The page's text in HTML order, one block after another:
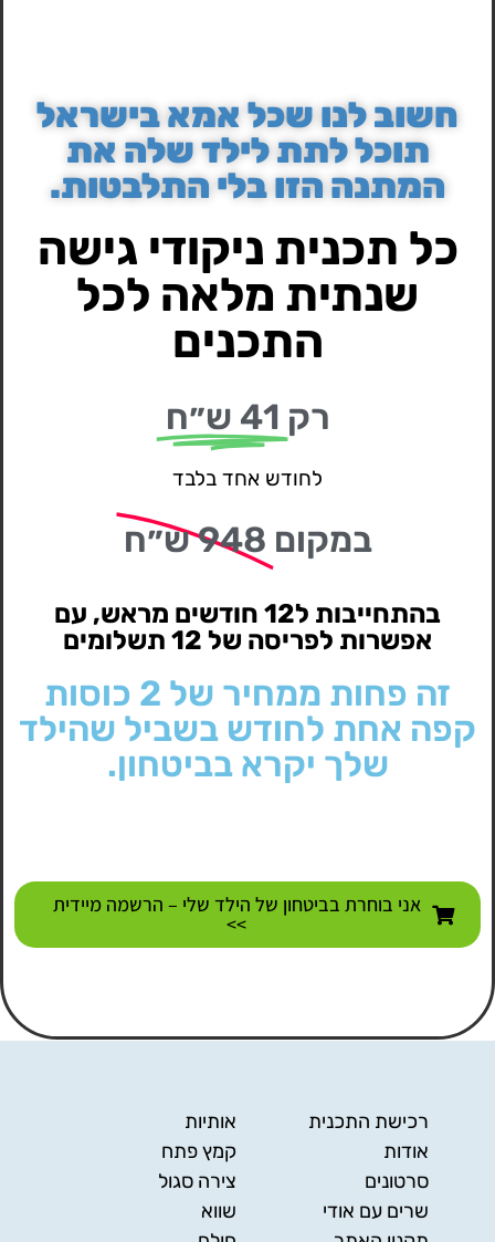
חשוב לנו שכל אמא בישראל
תוכל לתת לילד שלה את
המתנה הזו בלי התלבטות.
כל תכנית ניקודי גישה
שנתית מלאה לכל
התכנים
רק 41 ש״ח
לחודש אחד בלבד
במקום 948 ש״ח
בהתחייבות ל12 חודשים מראש, עם
אפשרות לפריסה של 12 תשלומים
זה פחות ממחיר של 2 כוסות
קפה אחת לחודש בשביל שהילד
שלך יקרא בביטחון.
אני בוחרת בביטחון של הילד שלי – הרשמה מיידית
>>
רכישת התכנית
אודות
סרטונים
שרים עם אודי
אותיות
קמץ פתח
צירה סגול
שווא